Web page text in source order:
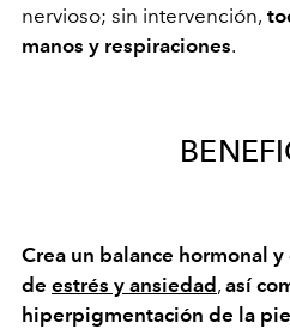
nervioso; sin intervención,
manos y respiraciones.
Crea un balance hormonal
de estrés y ansiedad , así
hiperpigmentación de la piel